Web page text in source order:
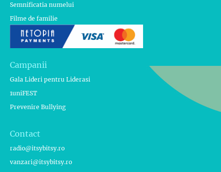
Semnificatia numelui
Filme de familie
Campanii
Gala Lideri pentru Liderasi
1uniFEST
Prevenire Bullying
Contact
radio@itsybitsy.ro
vanzari@itsybitsy.ro